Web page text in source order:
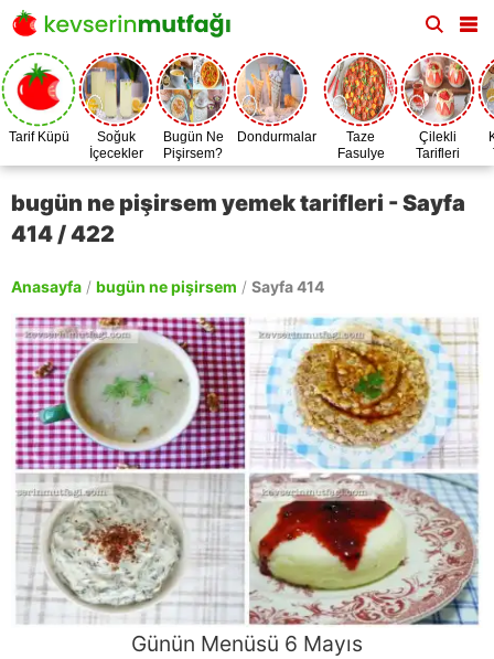
Tarif Küpü
Soğuk
İçecekler
Bugün Ne
Pişirsem?
Dondurmalar
Taze
Fasulye
Zamanı
Çilekli
Tarifleri
bugün ne pişirsem yemek tarifleri - Sayfa
414 / 422
Anasayfa / bugün ne pişirsem / Sayfa 414
Günün Menüsü 6 Mayıs